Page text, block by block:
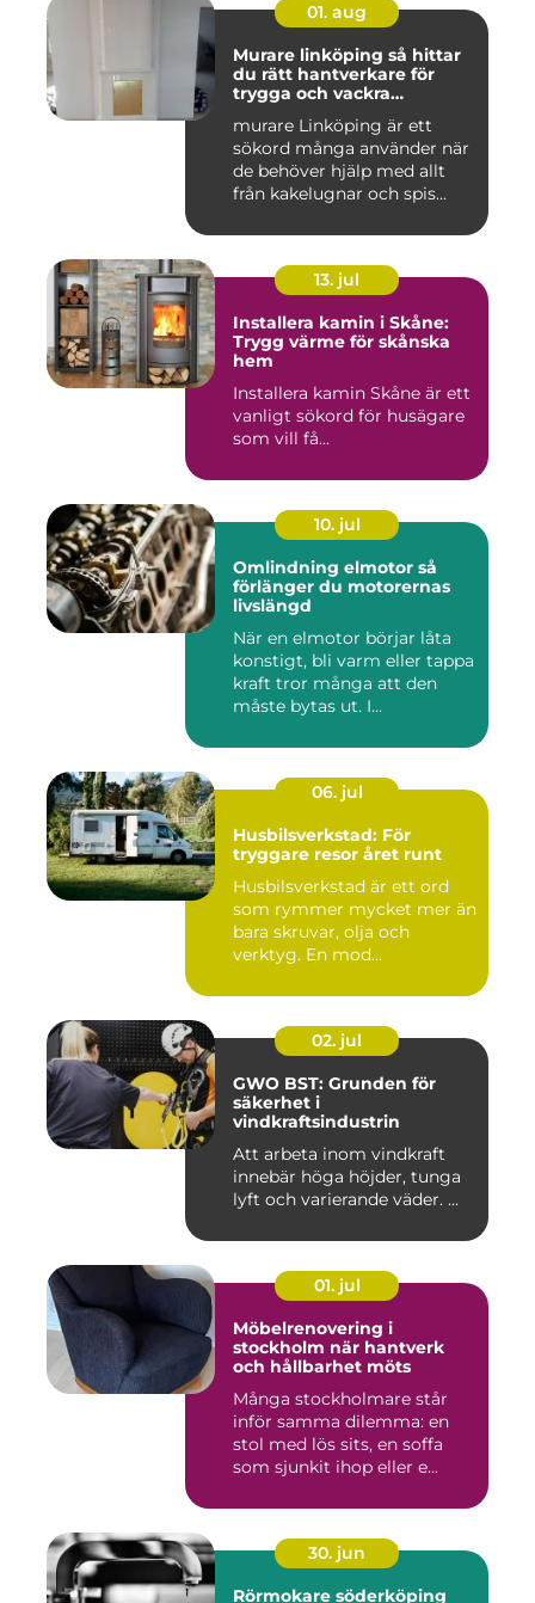
01. aug
Murare linköping så hittar
du rätt hantverkare för
trygga och vackra
murare Linköping är ett
sökord många använder när
de behöver hjälp med allt
från kakelugnar och spis...
13. jul
Installera kamin i Skåne:
Trygg värme för skånska
hem
Installera kamin Skåne är ett
vanligt sökord för husägare
som vill få...
10. jul
Omlindning elmotor så
förlänger du motorernas
livslängd
När en elmotor börjar låta
konstigt, bli varm eller tappa
kraft tror många att den
måste bytas ut. I...
06. jul
Husbilsverkstad: För
tryggare resor året runt
Husbilsverkstad är ett ord
som rymmer mycket mer än
bara skruvar, olja och
verktyg. En mod...
02. jul
GWO BST: Grunden för
säkerhet i
vindkraftsindustrin
Att arbeta inom vindkraft
innebär höga höjder, tunga
lyft och varierande väder. ...
01. jul
Möbelrenovering i
stockholm när hantverk
och hållbarhet möts
Många stockholmare står
inför samma dilemma: en
stol med lös sits, en soffa
som sjunkit ihop eller e...
30. jun
Rörmokare söderköping